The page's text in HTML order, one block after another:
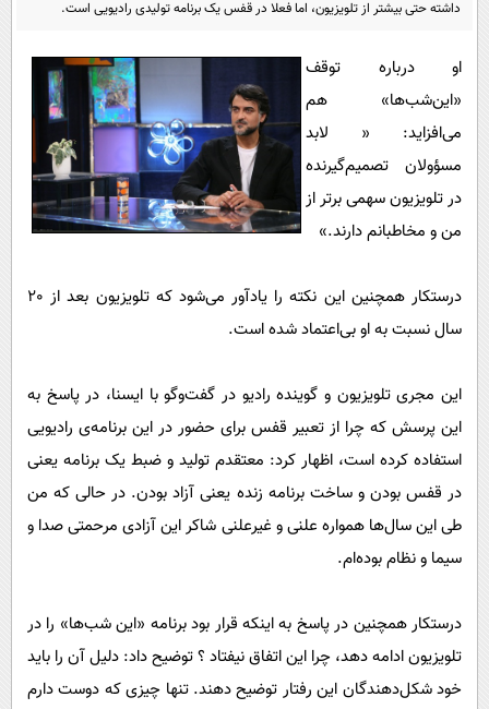
سرگرمی
گوناگون
حوادث
محیط زیست
سلامت
بین الملل
اجتماعی
پیامک
آشپزی
دانلود
داشته حتی بیشتر از تلویزیون، اما فعلا در قفس یک برنامه تولیدی رادیویی‌ است.
او درباره توقف
«این‌شب‌ها» هم
می‌افزاید: « لابد
مسؤولان تصمیم‌گیرنده
در تلویزیون سهمی برتر از
من و مخاطبانم دارند.»
درستکار همچنین این نکته را یادآور می‌شود که تلویزیون بعد از 20
سال نسبت به او بی‌اعتماد شده است.
این مجری تلویزیون و گوینده رادیو در گفت‌وگو با ایسنا، در پاسخ به
این پرسش که چرا از تعبیر قفس برای حضور در این برنامه‌ی رادیویی
استفاده کرده است‌، اظهار کرد: معتقدم تولید و ضبط یک برنامه یعنی
در قفس بودن و ساخت برنامه زنده یعنی آزاد بودن. در حالی که من
طی این سال‌ها همواره علنی و غیرعلنی شاکر این آزادی مرحمتی صدا و
سیما و نظام بوده‌ام.
درستکار همچنین در پاسخ به اینکه قرار بود برنامه‌ «این شب‌ها» را در
تلویزیون ادامه دهد،‌ چرا این اتفاق نیفتاد ؟ توضیح داد: دلیل آن را باید
خود شکل‌دهندگان این رفتار توضیح دهند. تنها چیزی که دوست دارم